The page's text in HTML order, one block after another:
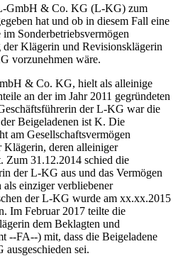
& Co. KG (L-KG) zum
hat und ob in diesem Fall eine
Sonderbetriebsvermögen
der Klägerin und Revisionsklägerin
vorzunehmen wäre.
& Co. KG, hielt als alleinige
an der im Jahr 2011 gegründeten
der L-KG war die
Beigeladenen ist K. Die
am Gesellschaftsvermögen
Klägerin, deren alleiniger
31.12.2014 schied die
der L-KG aus und das Vermögen
einziger verbliebener
der L-KG wurde am xx.xx.2015
Im Februar 2017 teilte die
dem Beklagten und
mit, dass die Beigeladene
sei.